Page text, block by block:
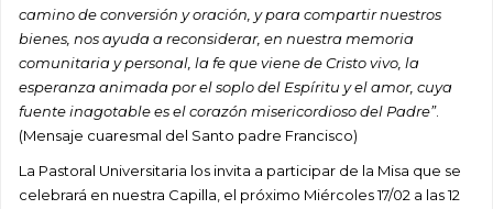
camino de conversión y oración, y para compartir nuestros
bienes, nos ayuda a reconsiderar, en nuestra memoria
comunitaria y personal, la fe que viene de Cristo vivo, la
esperanza animada por el soplo del Espíritu y el amor, cuya
fuente inagotable es el corazón misericordioso del Padre”.
(Mensaje cuaresmal del Santo padre Francisco)
La Pastoral Universitaria los invita a participar de la Misa que se
celebrará en nuestra Capilla, el próximo Miércoles 17/02 a las 12